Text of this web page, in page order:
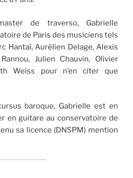
de traverso, Gabrielle
de Paris des musiciens tels
Hantaï, Aurélien Delage, Alexis
Julien Chauvin, Olivier
Weiss pour n’en citer que
baroque, Gabrielle est en
en guitare au conservatoire de
sa licence (DNSPM) mention